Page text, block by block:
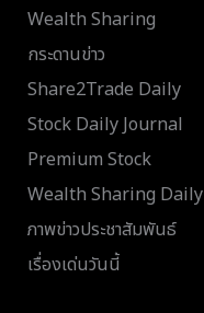
Wealth Sharing
กระดานข่าว
Share2Trade Daily
Stock Daily Journal
Premium Stock
Wealth Sharing Daily
ภาพข่าวประชาสัมพันธ์
เรื่องเด่นวันนี้